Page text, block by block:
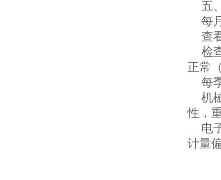
五
每
查
检
正常
每
机
性，
电
计量